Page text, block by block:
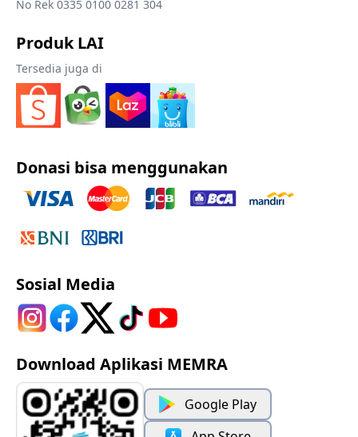
No Rek 0335 0100 0281 304
Produk LAI
Tersedia juga di
Donasi bisa menggunakan
Sosial Media
Download Aplikasi MEMRA
Google Play